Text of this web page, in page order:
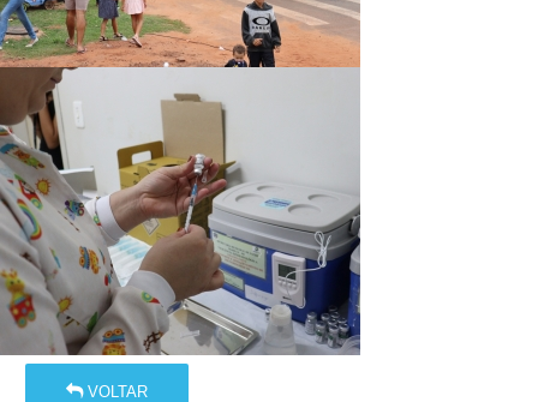
VOLTAR